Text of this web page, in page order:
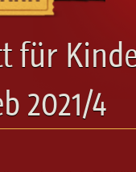
für
2021/4